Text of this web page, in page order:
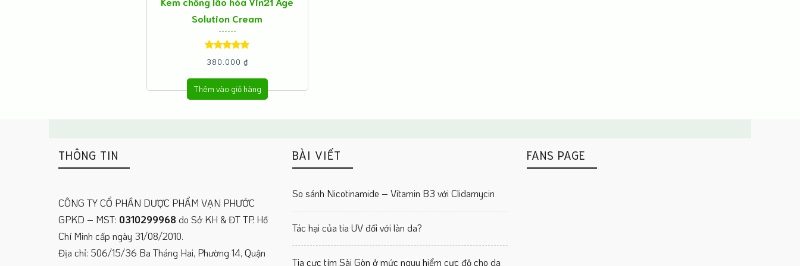
Solution Cream
Được xếp
hạng5.005
sao
380.000 ₫
Thêm vào giỏ hàng
THÔNG TIN
CÔNG TY CỔ PHẦN DƯỢC PHẨM VẠN PHƯỚC
GPKD – MST: 0310299968 do Sở KH & ĐT TP. Hồ
Chí Minh cấp ngày 31/08/2010.
Địa chỉ: 506/15/36 Ba Tháng Hai, Phường 14, Quận
BÀI VIẾT
So sánh Nicotinamide – Vitamin B3 với Clidamycin
Tác hại của tia UV đối với làn da?
Tia cực tím Sài Gòn ở mức nguy hiểm cực độ cho da
FANS PAGE